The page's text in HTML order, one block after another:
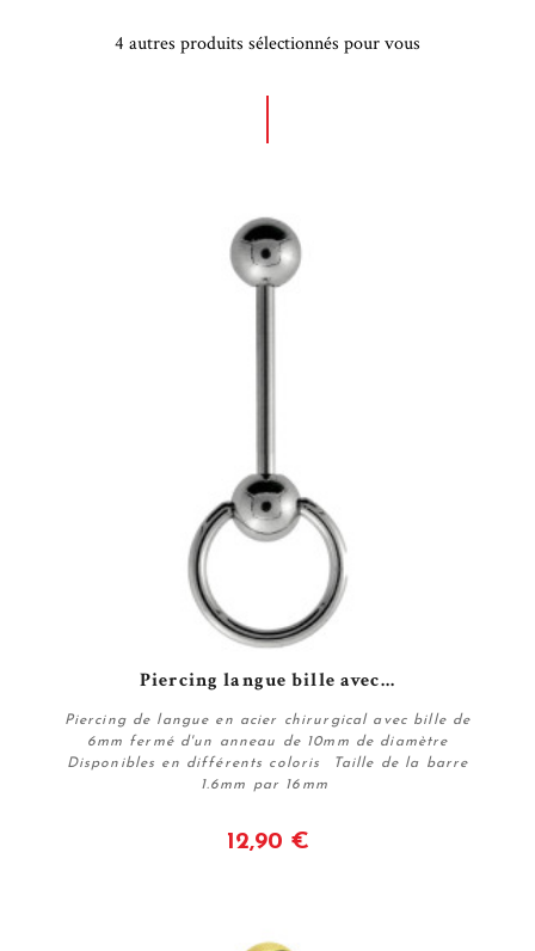
4 autres produits sélectionnés pour vous
Piercing langue bille avec...
Piercing de langue en acier chirurgical avec bille de
6mm fermé d'un anneau de 10mm de diamètre
Disponibles en différents coloris Taille de la barre
1.6mm par 16mm
12,90 €